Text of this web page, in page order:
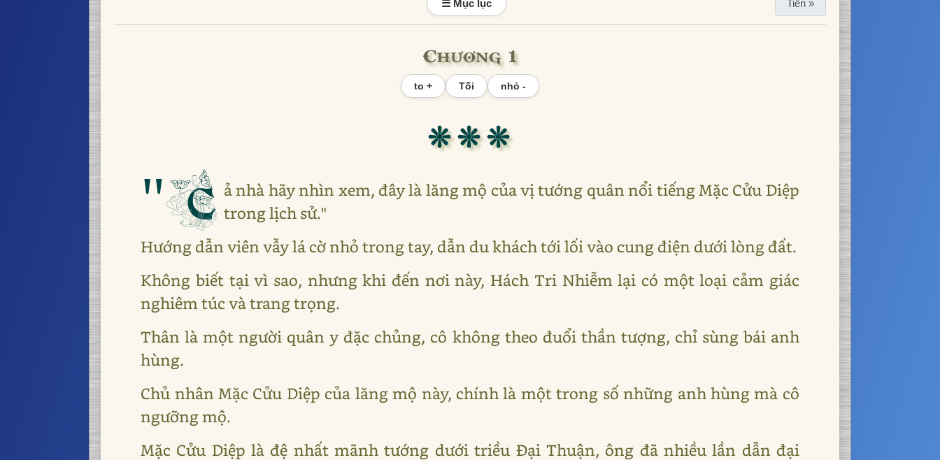
☰ Mục lục Tiến »
Chương 1
to + Tối nhỏ -
❊ ❊ ❊
"C ả nhà hãy nhìn xem, đây là lăng mộ của vị tướng quân nổi tiếng Mặc Cửu Diệp
trong lịch sử."
Hướng dẫn viên vẫy lá cờ nhỏ trong tay, dẫn du khách tới lối vào cung điện dưới lòng đất.
Không biết tại vì sao, nhưng khi đến nơi này, Hách Tri Nhiễm lại có một loại cảm giác
nghiêm túc và trang trọng.
Thân là một người quân y đặc chủng, cô không theo đuổi thần tượng, chỉ sùng bái anh
hùng.
Chủ nhân Mặc Cửu Diệp của lăng mộ này, chính là một trong số những anh hùng mà cô
ngưỡng mộ.
Mặc Cửu Diệp là đệ nhất mãnh tướng dưới triều Đại Thuận, ông đã nhiều lần dẫn đại